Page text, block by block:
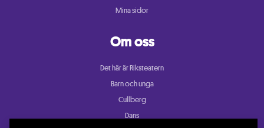
Mina sidor
Om oss
Det här är Riksteatern
Barn och unga
Cullberg
Dans